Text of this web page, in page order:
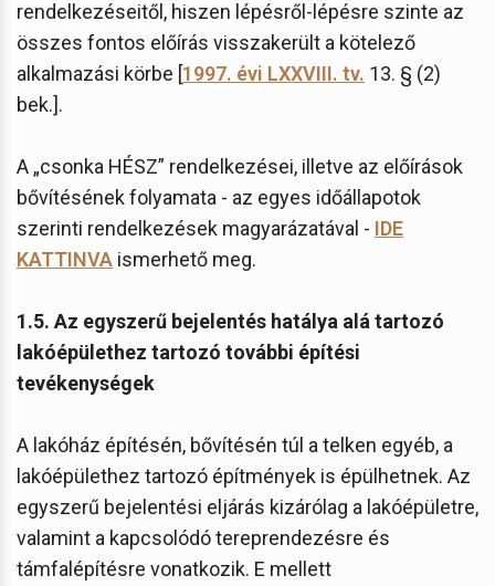
rendelkezéseitől, hiszen lépésről-lépésre szinte az
összes fontos előírás visszakerült a kötelező
alkalmazási körbe [1997. évi LXXVIII. tv. 13. § (2)
bek.].
A „csonka HÉSZ” rendelkezései, illetve az előírások
bővítésének folyamata - az egyes időállapotok
szerinti rendelkezések magyarázatával - IDE
KATTINVA ismerhető meg.
1.5. Az egyszerű bejelentés hatálya alá tartozó
lakóépülethez tartozó további építési
tevékenységek
A lakóház építésén, bővítésén túl a telken egyéb, a
lakóépülethez tartozó építmények is épülhetnek. Az
egyszerű bejelentési eljárás kizárólag a lakóépületre,
valamint a kapcsolódó tereprendezésre és
támfalépítésre vonatkozik. E mellett